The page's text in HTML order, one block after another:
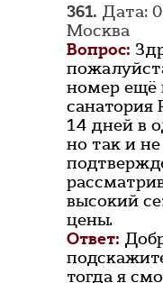
361. Дата:
Москва
Вопрос:
номер ещё
санатория
14 дней в
но так и
высокий
цены.
Ответ:
тогда я